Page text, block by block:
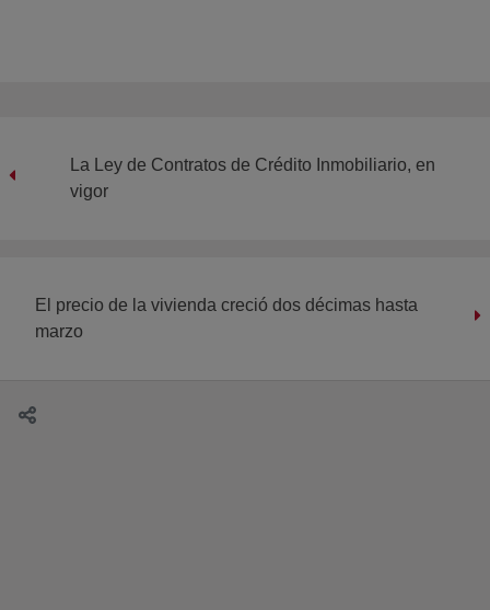
La Ley de Contratos de Crédito Inmobiliario, en
vigor
El precio de la vivienda creció dos décimas hasta
marzo